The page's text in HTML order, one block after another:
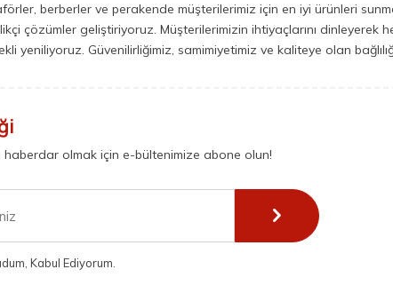
berberler ve perakende müşterilerimiz için en iyi ürünleri
çözümler geliştiriyoruz. Müşterilerimizin ihtiyaçlarını
yeniliyoruz. Güvenilirliğimiz, samimiyetimiz ve kaliteye olan
haberdar olmak için e-bültenimize abone olun!
Kabul Ediyorum.